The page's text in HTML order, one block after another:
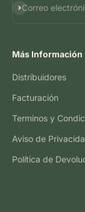
Correo
Suscribirse
Más Información
Distribuidores
Facturación
Terminos y
Aviso de
Política de